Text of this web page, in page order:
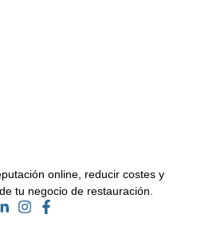
online, reducir costes y
tu negocio de restauración.